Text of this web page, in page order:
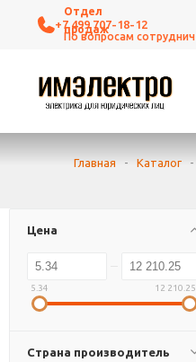
+7 499 707-18-12
Главная - Каталог -
Цена
5.34 12 210.25
Страна производитель